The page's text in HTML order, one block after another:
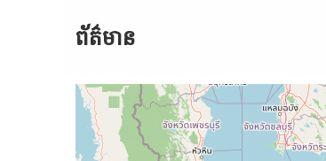
ព័ត៌មាន​